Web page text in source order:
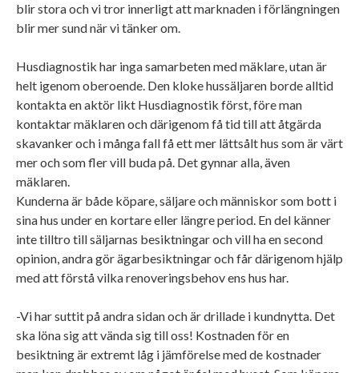
blir stora och vi tror innerligt att marknaden i förlängningen
blir mer sund när vi tänker om.
Husdiagnostik har inga samarbeten med mäklare, utan är
helt igenom oberoende. Den kloke hussäljaren borde alltid
kontakta en aktör likt Husdiagnostik först, före man
kontaktar mäklaren och därigenom få tid till att åtgärda
skavanker och i många fall få ett mer lättsålt hus som är värt
mer och som fler vill buda på. Det gynnar alla, även
mäklaren.
Kunderna är både köpare, säljare och människor som bott i
sina hus under en kortare eller längre period. En del känner
inte tilltro till säljarnas besiktningar och vill ha en second
opinion, andra gör ägarbesiktningar och får därigenom hjälp
med att förstå vilka renoveringsbehov ens hus har.
-Vi har suttit på andra sidan och är drillade i kundnytta. Det
ska löna sig att vända sig till oss! Kostnaden för en
besiktning är extremt låg i jämförelse med de kostnader